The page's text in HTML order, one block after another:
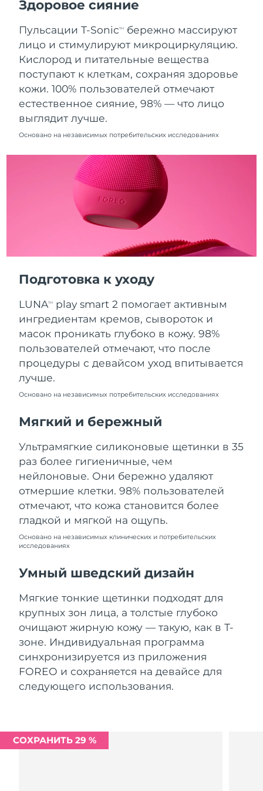
Здоровое сияние
Пульсации T-SonicTM
бережно массируют
лицо и стимулируют микроциркуляцию.
Кислород и питательные вещества
поступают к клеткам, сохраняя здоровье
кожи. 100% пользователей отмечают
естественное сияние, 98% — что лицо
выглядит лучше.
Основано на независимых потребительских исследованиях
Подготовка к уходу
LUNATM
play smart 2 помогает активным
ингредиентам кремов, сывороток и
масок проникать глубоко в кожу. 98%
пользователей отмечают, что после
процедуры с девайсом уход впитывается
лучше.
Основано на независимых потребительских исследованиях
Мягкий и бережный
Ультрамягкие силиконовые щетинки в 35
раз более гигиеничные, чем
нейлоновые. Они бережно удаляют
отмершие клетки. 98% пользователей
отмечают, что кожа становится более
гладкой и мягкой на ощупь.
Основано на независимых клинических и потребительских
исследованиях
Умный шведский дизайн
Мягкие тонкие щетинки подходят для
крупных зон лица, а толстые глубоко
очищают жирную кожу — такую, как в Т-
зоне. Индивидуальная программа
синхронизируется из приложения
FOREO и сохраняется на девайсе для
следующего использования.
СОХРАНИТЬ 29 %
Нидерланды
Ожидаемая дата доставки
08/08/2026
Новая Зеландия
Ожидаемая дата доставки
08/08/2026
Норвегия
Ожидаемая дата доставки
08/08/2026
Оман
Ожидаемая дата доставки
Филиппины
Ожидаемая дата доставки
Ожидаемая дата доставки
Ожидаемая дата доставки
08/08/2026
Пуэрто-Рико
Ожидаемая дата доставки
Катар
Ожидаемая дата доставки
09/08/2026
Реюньон
Ожидаемая дата доставки
Румыния
08/08/2026
Россия
Ожидаемая дата доставки
Саудовская Аравия
Ожидаемая дата доставки
Сингапур
Ожидаемая дата доставки
10/08/2026
Словакия
Ожидаемая дата доставки
Южно-Африканская
Ожидаемая дата доставки
16/08/2026
Республика Корея
Ожидаемая дата доставки
10/08/2026
Испания
Ожидаемая дата доставки
08/08/2026
Швейцария